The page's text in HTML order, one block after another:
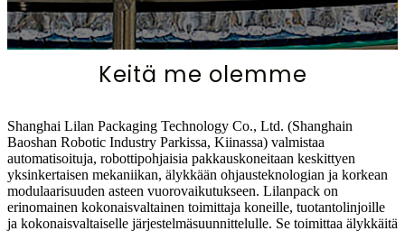
Keitä me olemme
Shanghai Lilan Packaging Technology Co., Ltd. (Shanghain
Baoshan Robotic Industry Parkissa, Kiinassa) valmistaa
automatisoituja, robottipohjaisia ​​pakkauskoneitaan keskittyen
yksinkertaisen mekaniikan, älykkään ohjausteknologian ja korkean
modulaarisuuden asteen vuorovaikutukseen. Lilanpack on
erinomainen kokonaisvaltainen toimittaja koneille, tuotantolinjoille
ja kokonaisvaltaiselle järjestelmäsuunnittelulle. Se toimittaa älykkäitä